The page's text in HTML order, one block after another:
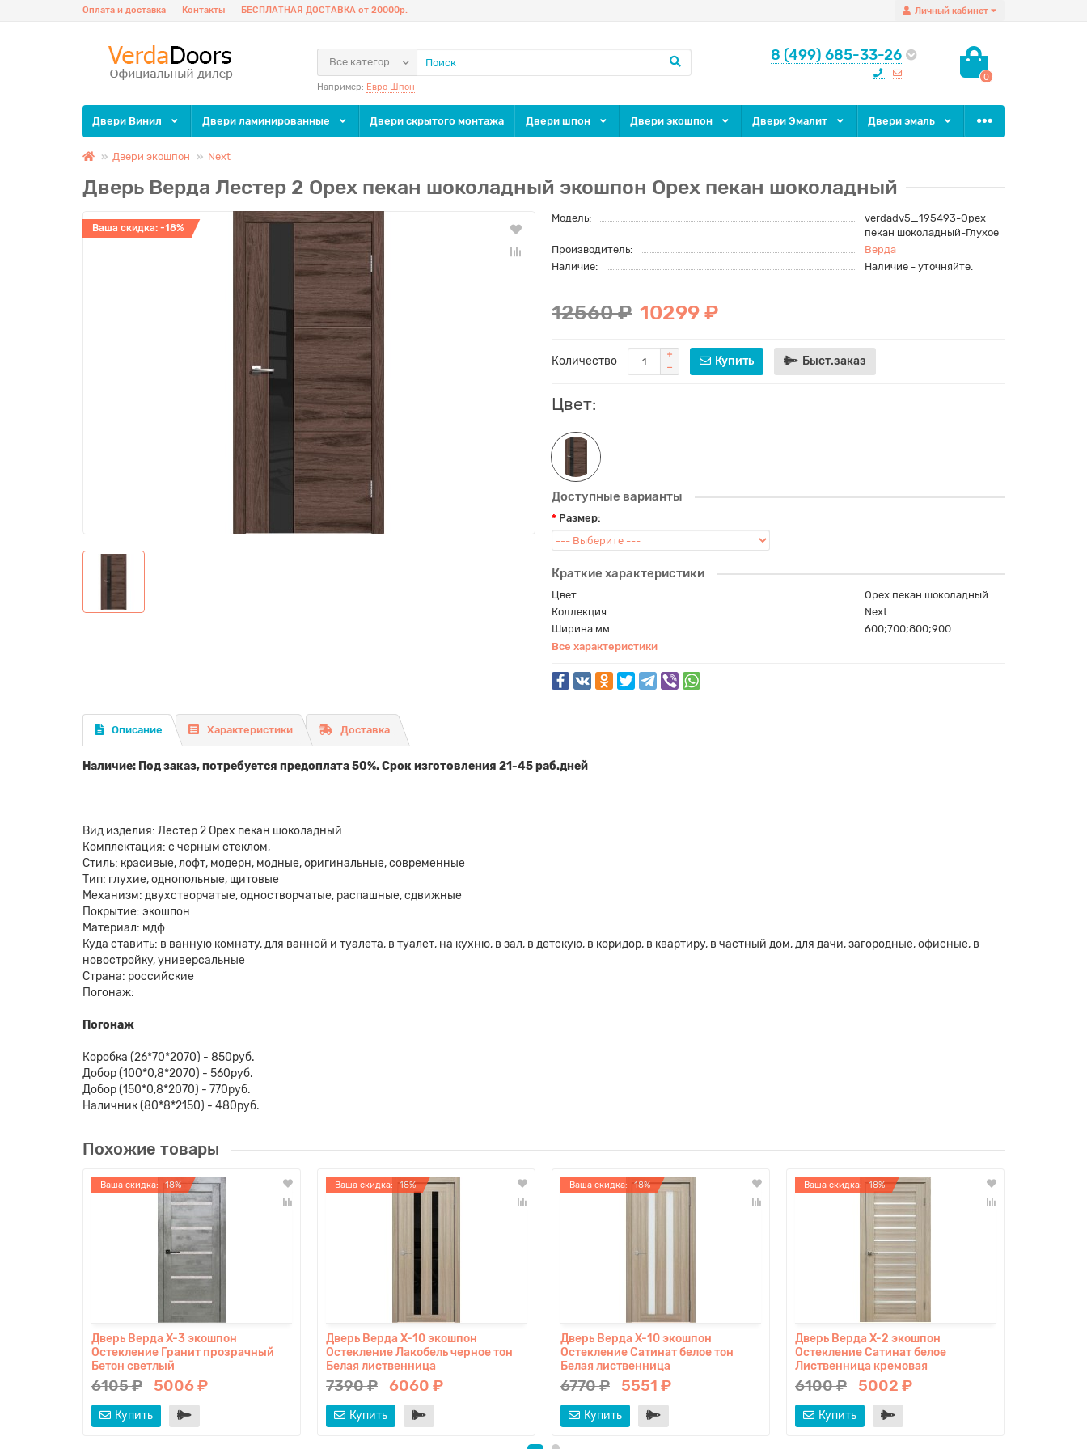
Личный кабинет
Оплата и доставка Контакты БЕСПЛАТНАЯ ДОСТАВКА от 20000р.
8 (499) 685-33-26
0
Все категории
Например: Евро Шпон
Двери Винил Двери ламинированные Двери скрытого монтажа Двери шпон Двери экошпон Двери Эмалит Двери эмаль
Двери экошпон Next
Дверь Верда Лестер 2 Орех пекан шоколадный экошпон Орех пекан шоколадный
Ваша скидка: -18%
Модель:
verdadv5_195493-Орех
пекан шоколадный-Глухое
Производитель:
Верда
Наличие:
Наличие - уточняйте.
12560 ₽ 10299 ₽
Количество Купить Быст.заказ
Цвет:
Доступные варианты
Размер:
Краткие характеристики
Цвет
Орех пекан шоколадный
Коллекция
Next
Ширина мм.
600;700;800;900
Все характеристики
Описание Характеристики Доставка
Наличие: Под заказ, потребуется предоплата 50%. Срок изготовления 21-45 раб.дней
Вид изделия: Лестер 2 Орех пекан шоколадный
Комплектация: с черным стеклом,
Стиль: красивые, лофт, модерн, модные, оригинальные, современные
Тип: глухие, однопольные, щитовые
Механизм: двухстворчатые, одностворчатые, распашные, сдвижные
Покрытие: экошпон
Материал: мдф
Куда ставить: в ванную комнату, для ванной и туалета, в туалет, на кухню, в зал, в детскую, в коридор, в квартиру, в частный дом, для дачи, загородные, офисные, в
новостройку, универсальные
Страна: российские
Погонаж:
Погонаж
Коробка (26*70*2070) - 850руб.
Добор (100*0,8*2070) - 560руб.
Добор (150*0,8*2070) - 770руб.
Наличник (80*8*2150) - 480руб.
Похожие товары
Ваша скидка: -18%
Дверь Верда X-3 экошпон
Остекление Гранит прозрачный
Бетон светлый
6105 ₽ 5006 ₽
Купить
Ваша скидка: -18%
Дверь Верда X-10 экошпон
Остекление Лакобель черное тон
Белая лиственница
7390 ₽ 6060 ₽
Купить
Ваша скидка: -18%
Дверь Верда X-10 экошпон
Остекление Сатинат белое тон
Белая лиственница
6770 ₽ 5551 ₽
Купить
Ваша скидка: -18%
Дверь Верда X-2 экошпон
Остекление Сатинат белое
Лиственница кремовая
6100 ₽ 5002 ₽
Купить